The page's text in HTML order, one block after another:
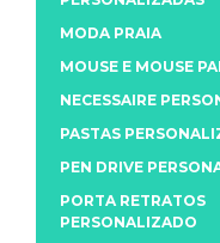
MODA PRAIA
MOUSE E MOUSE
NECESSAIRE
PASTAS
PEN DRIVE
PORTA RETRATOS
PERSONALIZADO